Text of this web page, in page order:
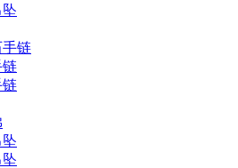
链
链
链